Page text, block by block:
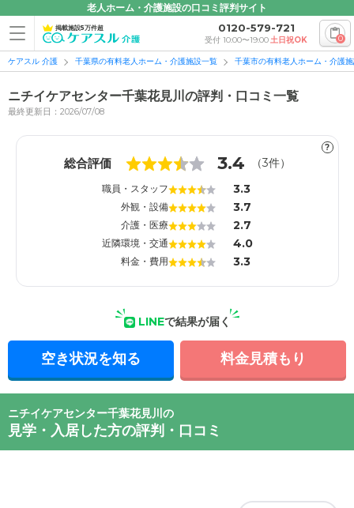
老人ホーム・介護施設の口コミ評判サイト
掲載施設5万件超 0120-579-721
受付 10:00〜19:00土日祝OK 0
ケアスル 介護 千葉県の有料老人ホーム・介護施設一覧 千葉市の有料老人ホーム・介護
ニチイケアセンター千葉花見川の評判・口コミ一覧
最終更新日：2026/07/08
?
総合評価 3.4 （3件）
職員・スタッフ 3.3
外観・設備 3.7
介護・医療 2.7
近隣環境・交通 4.0
料金・費用 3.3
LINEで結果が届く
空き状況を知る 料金見積もり
ニチイケアセンター千葉花見川の
見学・入居した方の評判・口コミ